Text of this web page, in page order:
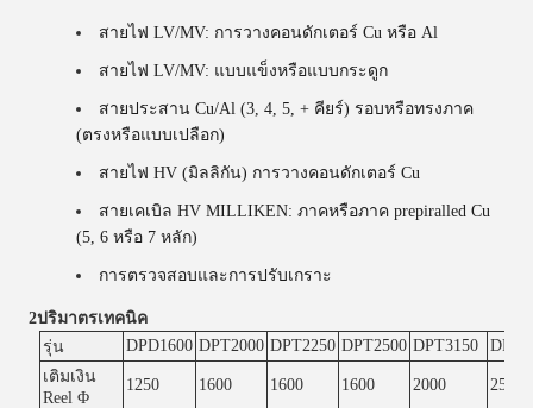
สายไฟ LV/MV: การวางคอนดักเตอร์ Cu หรือ Al
สายไฟ LV/MV: แบบแข็งหรือแบบกระดูก
สายประสาน Cu/Al (3, 4, 5, + คียร์) รอบหรือทรงภาค
(ตรงหรือแบบเปลือก)
สายไฟ HV (มิลลิกัน) การวางคอนดักเตอร์ Cu
สายเคเบิล HV MILLIKEN: ภาคหรือภาค prepiralled Cu
(5, 6 หรือ 7 หลัก)
การตรวจสอบและการปรับเกราะ
2ปริมาตรเทคนิค
รุ่น
DPD1600 DPT2000 DPT2250 DPT2500 DPT3150
เติมเงิน
Reel Φ
1250 1600 1600 1600 2000 2500